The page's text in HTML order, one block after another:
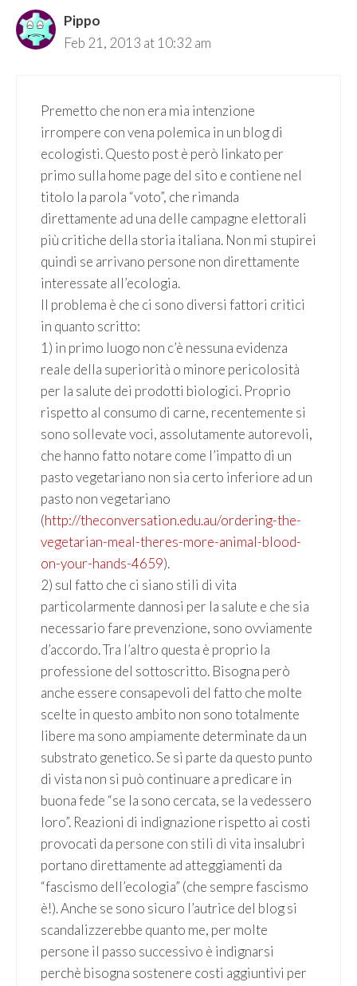
Pippo
Feb 21, 2013 at 10:32 am
Premetto che non era mia intenzione
irrompere con vena polemica in un blog di
ecologisti. Questo post è però linkato per
primo sulla home page del sito e contiene nel
titolo la parola “voto”, che rimanda
direttamente ad una delle campagne elettorali
più critiche della storia italiana. Non mi stupirei
quindi se arrivano persone non direttamente
interessate all’ecologia.
Il problema è che ci sono diversi fattori critici
in quanto scritto:
1) in primo luogo non c’è nessuna evidenza
reale della superiorità o minore pericolosità
per la salute dei prodotti biologici. Proprio
rispetto al consumo di carne, recentemente si
sono sollevate voci, assolutamente autorevoli,
che hanno fatto notare come l’impatto di un
pasto vegetariano non sia certo inferiore ad un
pasto non vegetariano
(http://theconversation.edu.au/ordering-the-
vegetarian-meal-theres-more-animal-blood-
on-your-hands-4659).
2) sul fatto che ci siano stili di vita
particolarmente dannosi per la salute e che sia
necessario fare prevenzione, sono ovviamente
d’accordo. Tra l’altro questa è proprio la
professione del sottoscritto. Bisogna però
anche essere consapevoli del fatto che molte
scelte in questo ambito non sono totalmente
libere ma sono ampiamente determinate da un
substrato genetico. Se si parte da questo punto
di vista non si può continuare a predicare in
buona fede “se la sono cercata, se la vedessero
loro”. Reazioni di indignazione rispetto ai costi
provocati da persone con stili di vita insalubri
portano direttamente ad atteggiamenti da
“fascismo dell’ecologia” (che sempre fascismo
è!). Anche se sono sicuro l’autrice del blog si
scandalizzerebbe quanto me, per molte
persone il passo successivo è indignarsi
perchè bisogna sostenere costi aggiuntivi per